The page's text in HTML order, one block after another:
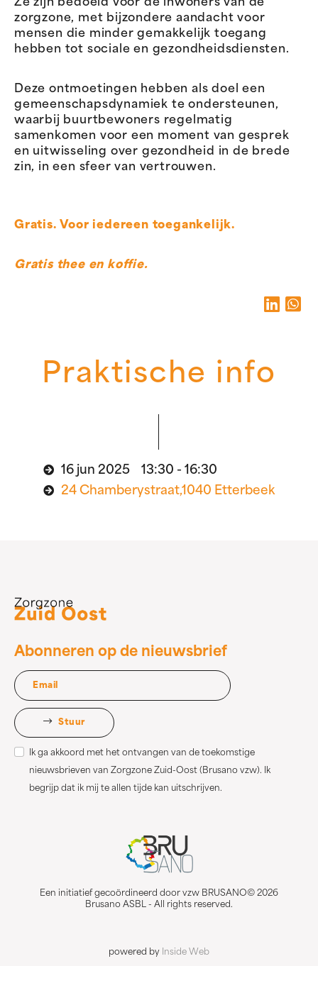
Ze zijn bedoeld voor de inwoners van de
zorgzone, met bijzondere aandacht voor
mensen die minder gemakkelijk toegang
hebben tot sociale en gezondheidsdiensten.
Deze ontmoetingen hebben als doel een
gemeenschapsdynamiek te ondersteunen,
waarbij buurtbewoners regelmatig
samenkomen voor een moment van gesprek
en uitwisseling over gezondheid in de brede
zin, in een sfeer van vertrouwen.
Gratis. Voor iedereen toegankelijk.
Gratis thee en koffie.
Praktische info
16 jun 2025 13:30 - 16:30
24 Chamberystraat,1040 Etterbeek
Abonneren op de nieuwsbrief
Stuur
Ik ga akkoord met het ontvangen van de toekomstige
nieuwsbrieven van Zorgzone Zuid-Oost (Brusano vzw). Ik
begrijp dat ik mij te allen tijde kan uitschrijven.
Een initiatief gecoördineerd door vzw BRUSANO© 2026
Brusano ASBL - All rights reserved.
powered by Inside Web